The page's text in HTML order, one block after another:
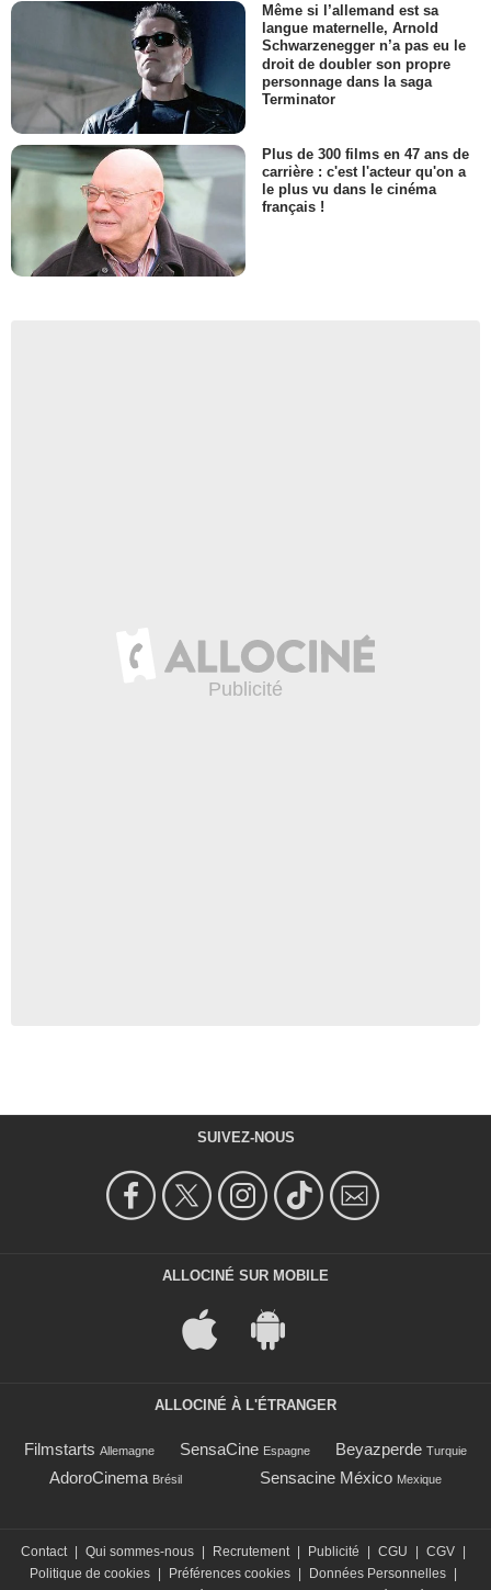
Même si l’allemand est sa
langue maternelle, Arnold
Schwarzenegger n’a pas eu le
droit de doubler son propre
personnage dans la saga
Terminator
Plus de 300 films en 47 ans de
carrière : c'est l'acteur qu'on a
le plus vu dans le cinéma
français !
SUIVEZ-NOUS
ALLOCINÉ SUR MOBILE
ALLOCINÉ À L'ÉTRANGER
Filmstarts Allemagne SensaCine Espagne Beyazperde Turquie
AdoroCinema Brésil Sensacine México Mexique
Contact Qui sommes-nous Recrutement Publicité CGU CGV
Politique de cookies
Préférences cookies Données Personnelles